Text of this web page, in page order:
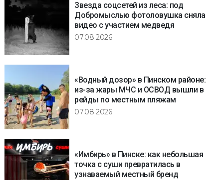
Звезда соцсетей из леса: под
Добромыслью фотоловушка сняла
видео с участием медведя
07.08.2026
«Водный дозор» в Пинском районе:
из-за жары МЧС и ОСВОД вышли в
рейды по местным пляжам
07.08.2026
«Имбирь» в Пинске: как небольшая
точка с суши превратилась в
узнаваемый местный бренд